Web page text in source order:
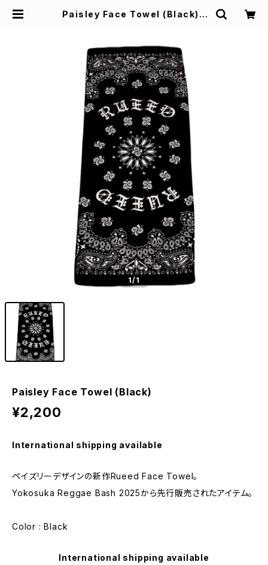
Paisley Face Towel (Black) |
1/1
Paisley Face Towel (Black)
¥2,200
International shipping available
ペイズリーデザインの新作Rueed Face Towel。
Yokosuka Reggae Bash 2025から先行販売されたアイテム。
Color : Black
International shipping available